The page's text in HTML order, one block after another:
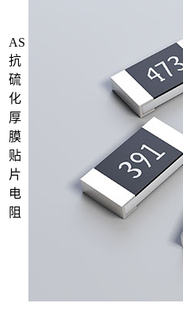
AS
抗
硫
化
厚
膜
贴
片
电
阻